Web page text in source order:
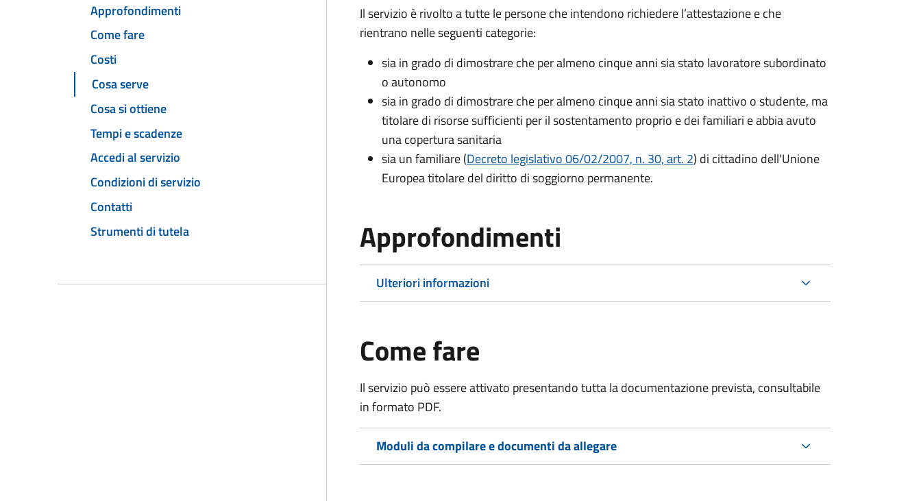
Approfondimenti
Come fare
Costi
Cosa serve
Cosa si ottiene
Tempi e scadenze
Accedi al servizio
Condizioni di servizio
Contatti
Strumenti di tutela
Il servizio è rivolto a tutte le persone che intendono richiedere l’attestazione e che
rientrano nelle seguenti categorie:
sia in grado di dimostrare che per almeno cinque anni sia stato lavoratore subordinato
o autonomo
sia in grado di dimostrare che per almeno cinque anni sia stato inattivo o studente, ma
titolare di risorse sufficienti per il sostentamento proprio e dei familiari e abbia avuto
una copertura sanitaria
sia un familiare (Decreto legislativo 06/02/2007, n. 30, art. 2) di cittadino dell'Unione
Europea titolare del diritto di soggiorno permanente.
Approfondimenti
Ulteriori informazioni
Come fare
Il servizio può essere attivato presentando tutta la documentazione prevista, consultabile
in formato PDF.
Moduli da compilare e documenti da allegare